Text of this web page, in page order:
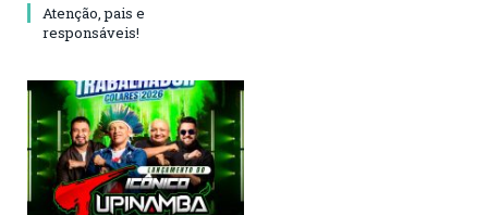
Atenção, pais e
responsáveis!